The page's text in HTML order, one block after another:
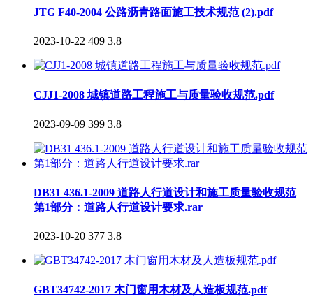
JTG F40-2004 公路沥青路面施工技术规范 (2).pdf
2023-10-22 409 3.8
CJJ1-2008 城镇道路工程施工与质量验收规范.pdf
2023-09-09 399 3.8
DB31 436.1-2009 道路人行道设计和施工质量验收规范
第1部分：道路人行道设计要求.rar
2023-10-20 377 3.8
GBT34742-2017 木门窗用木材及人造板规范.pdf